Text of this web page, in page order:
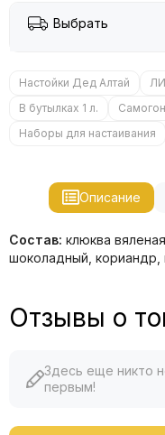
Выбрать
Настойки Дед Алтай
В бутылках 1 л.
Наборы для настаивания
Описание
Состав: клюква
шоколадный, кориандр,
Отзывы о
Здесь еще никто
первым!